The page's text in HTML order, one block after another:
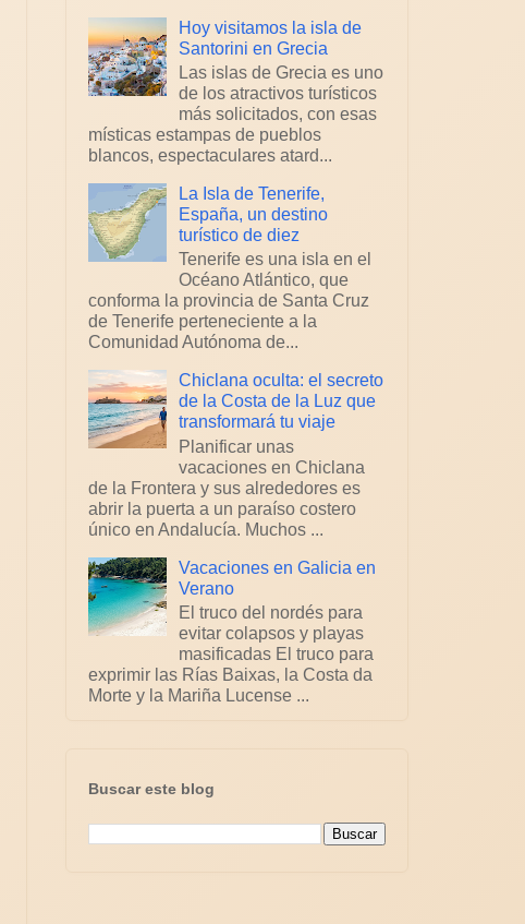
Hoy visitamos la isla de
Santorini en Grecia
Las islas de Grecia es uno
de los atractivos turísticos
más solicitados, con esas
místicas estampas de pueblos
blancos, espectaculares atard...
La Isla de Tenerife,
España, un destino
turístico de diez
Tenerife es una isla en el
Océano Atlántico, que
conforma la provincia de Santa Cruz
de Tenerife perteneciente a la
Comunidad Autónoma de...
Chiclana oculta: el secreto
de la Costa de la Luz que
transformará tu viaje
Planificar unas
vacaciones en Chiclana
de la Frontera y sus alrededores es
abrir la puerta a un paraíso costero
único en Andalucía. Muchos ...
Vacaciones en Galicia en
Verano
El truco del nordés para
evitar colapsos y playas
masificadas El truco para
exprimir las Rías Baixas, la Costa da
Morte y la Mariña Lucense ...
Buscar este blog